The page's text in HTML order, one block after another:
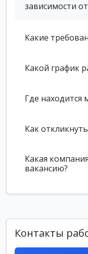
зависимости
Какие
Какой график
Где находится
Как
Какая
вакансию?
Контакты